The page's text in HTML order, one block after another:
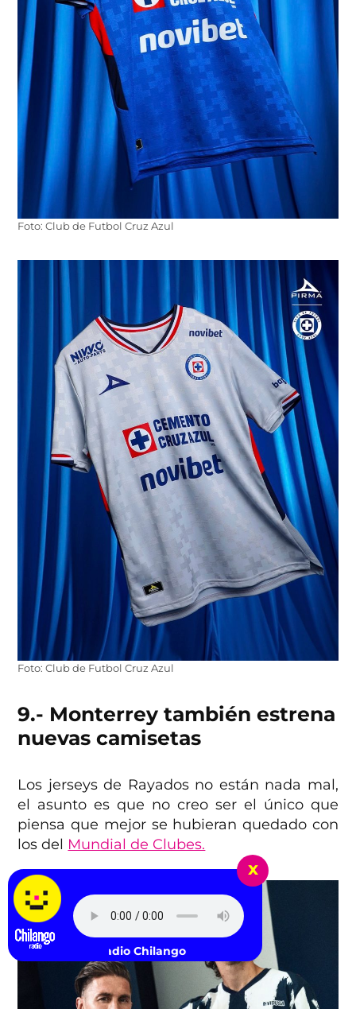
Foto: Club de Futbol Cruz Azul
Foto: Club de Futbol Cruz Azul
9.- Monterrey también estrena
nuevas camisetas
Los jerseys de Rayados no están nada mal,
el asunto es que no creo ser el único que
piensa que mejor se hubieran quedado con
los del Mundial de Clubes.
x
Escucha Radio